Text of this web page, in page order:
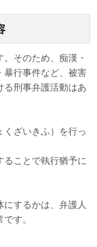
そのため、痴漢・
暴行事件など、被害
る刑事弁護活動はあ
くざいきふ）を行っ
ることで執行猶予に
にするかは、弁護人
す。